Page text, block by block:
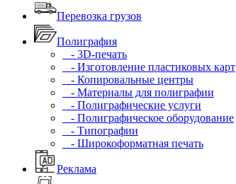
Перевозка грузов
Полиграфия
- 3D-печать
- Изготовление пластиковых карт
- Копировальные центры
- Материалы для полиграфии
- Полиграфические услуги
- Полиграфическое оборудование
- Типографии
- Широкоформатная печать
Реклама